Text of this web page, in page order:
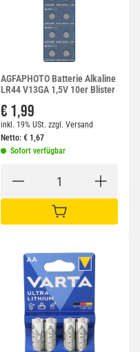
AGFAPHOTO Batterie Alkaline
LR44 V13GA 1,5V 10er Blister
€ 1,99
inkl. 19% USt. zzgl. Versand
Netto: € 1,67
Sofort verfügbar
IN DEN WARENKORB